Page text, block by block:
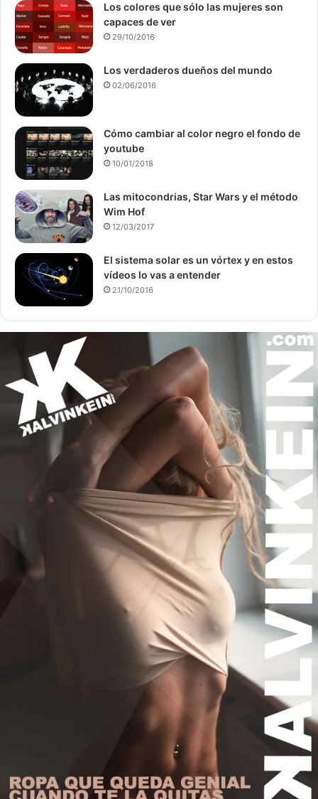
Los colores que sólo las mujeres son
capaces de ver
29/10/2016
Los verdaderos dueños del mundo
02/06/2016
Cómo cambiar al color negro el fondo de
youtube
10/01/2018
Las mitocondrias, Star Wars y el método
Wim Hof
12/03/2017
El sistema solar es un vórtex y en estos
vídeos lo vas a entender
21/10/2016